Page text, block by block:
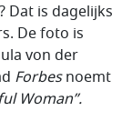
Dat is dagelijks
De foto is
von der
Forbesnoemt
Woman”.